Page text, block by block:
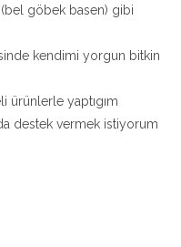
göbek basen) gibi
kendimi yorgun bitkin
ürünlerle yaptıgım
destek vermek istiyorum